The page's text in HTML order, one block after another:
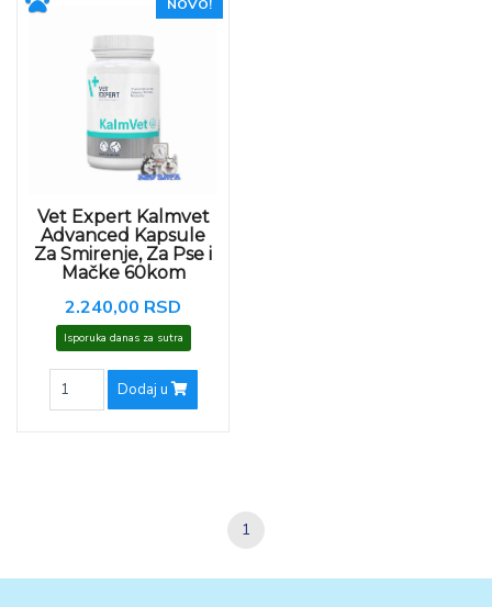
NOVO!
Vet Expert Kalmvet
Advanced Kapsule
Za Smirenje, Za Pse i
Mačke 60kom
2.240,00 RSD
Isporuka danas za sutra
Dodaj u
1